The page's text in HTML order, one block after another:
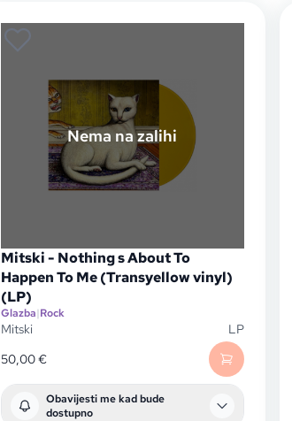
Nema na zalihi
Mitski - Nothing s About To
Happen To Me (Transyellow vinyl)
(LP)
Glazba|Rock
Mitski
LP
50,00€
Obavijesti me kad bude
dostupno